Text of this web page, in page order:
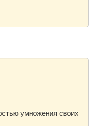
умножения своих